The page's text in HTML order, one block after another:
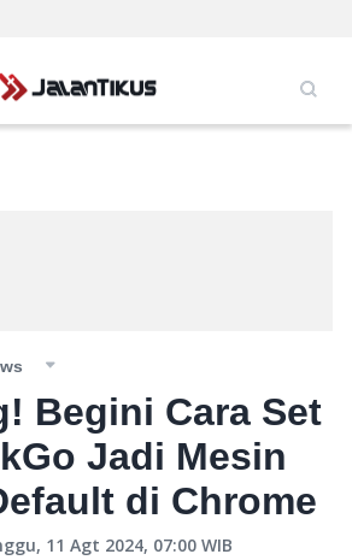
Begini Cara Set
Jadi Mesin
di Chrome
11 Agt 2024, 07:00 WIB